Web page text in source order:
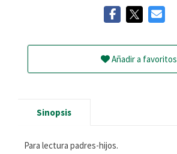
Añadir a favoritos
Sinopsis
Para lectura padres-hijos.